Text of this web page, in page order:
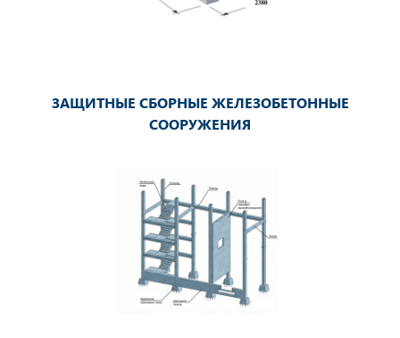
ЗАЩИТНЫЕ СБОРНЫЕ ЖЕЛЕЗОБЕТОННЫЕ
СООРУЖЕНИЯ